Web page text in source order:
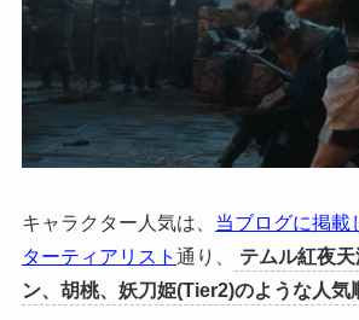
キャラクター人気は、 当ブログに掲載
ターティアリスト 通り、
テムル紅夜
ン、胡桃、妖刀姫(Tier2)のような人気